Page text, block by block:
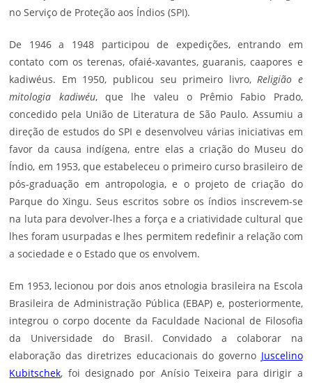
no Serviço de Proteção aos Índios (SPI).
De 1946 a 1948 participou de expedições, entrando em
contato com os terenas, ofaié-xavantes, guaranis, caapores e
kadiwéus. Em 1950, publicou seu primeiro livro,Religião e
mitologia kadiwéu, que lhe valeu o Prêmio Fabio Prado,
concedido pela União de Literatura de São Paulo. Assumiu a
direção de estudos do SPI e desenvolveu várias iniciativas em
favor da causa indígena, entre elas a criação do Museu do
Índio, em 1953, que estabeleceu o primeiro curso brasileiro de
pós-graduação em antropologia, e o projeto de criação do
Parque do Xingu. Seus escritos sobre os índios inscrevem-se
na luta para devolver-lhes a força e a criatividade cultural que
lhes foram usurpadas e lhes permitem redefinir a relação com
a sociedade e o Estado que os envolvem.
Em 1953, lecionou por dois anos etnologia brasileira na Escola
Brasileira de Administração Pública (EBAP) e, posteriormente,
integrou o corpo docente da Faculdade Nacional de Filosofia
da Universidade do Brasil. Convidado a colaborar na
elaboração das diretrizes educacionais do governo Juscelino
Kubitschek, foi designado por Anísio Teixeira para dirigir a